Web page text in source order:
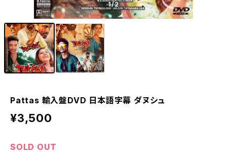
1/2
Pattas 輸入盤DVD 日本語字幕 ダヌシュ
¥3,500
SOLD OUT